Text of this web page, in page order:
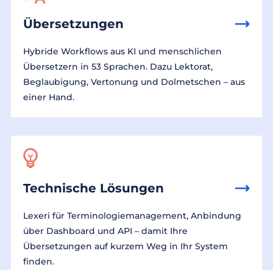
Übersetzungen
Hybride Workflows aus KI und menschlichen
Übersetzern in 53 Sprachen. Dazu Lektorat,
Beglaubigung, Vertonung und Dolmetschen – aus
einer Hand.
Technische Lösungen
Lexeri für Terminologiemanagement, Anbindung
über Dashboard und API – damit Ihre
Übersetzungen auf kurzem Weg in Ihr System
finden.